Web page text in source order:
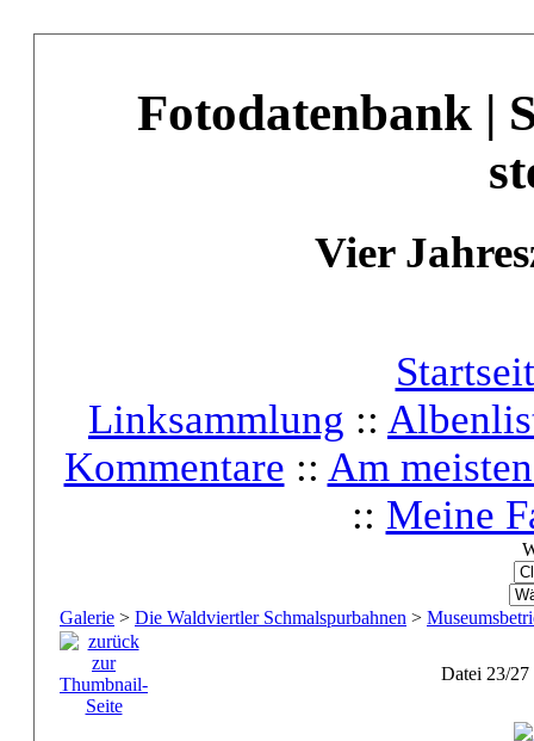
Fotodatenbank |
Vier
Linksammlung ::
Kommentare :: Am
:: Meine
Galerie > Die Waldviertler Schmalspurbahnen >
Datei 23/27